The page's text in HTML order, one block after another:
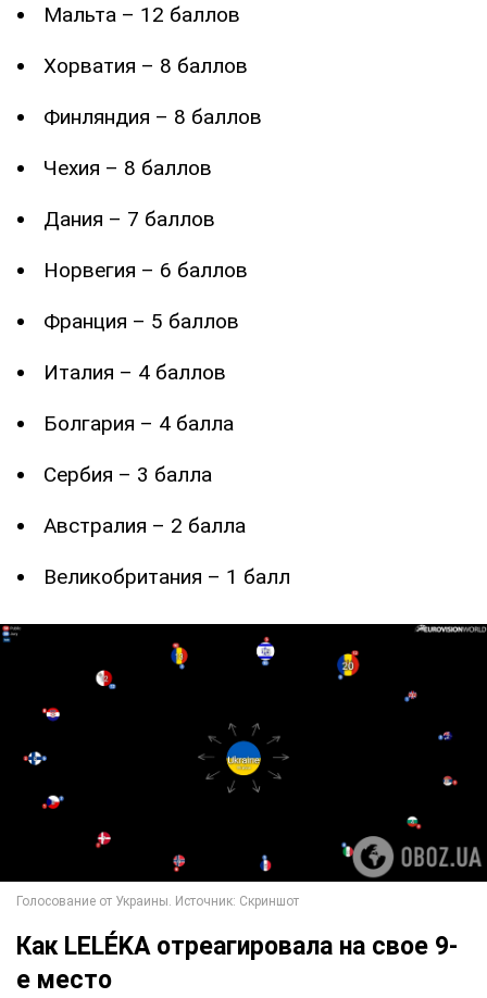
Мальта – 12 баллов
Хорватия – 8 баллов
Финляндия – 8 баллов
Чехия – 8 баллов
Дания – 7 баллов
Норвегия – 6 баллов
Франция – 5 баллов
Италия – 4 баллов
Болгария – 4 балла
Сербия – 3 балла
Австралия – 2 балла
Великобритания – 1 балл
Как LELÉKA отреагировала на свое 9-
е место